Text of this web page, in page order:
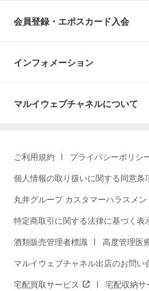
会員登録・エポスカード入会
インフォメーション
マルイウェブチャネルについて
ご利用規約 プライバシーポリシ
個人情報の取り扱いに関する同意条
丸井グループ カスタマーハラスメ
特定商取引に関する法律に基づく表
酒類販売管理者標識 高度管理医
マルイウェブチャネル出店のお問い
宅配買取サービス 宅配収納サ